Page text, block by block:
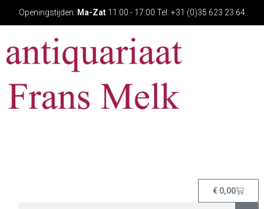
Openingstijden: Ma-Zat 11:00 - 17:00 Tel: +31 (0)35 623 23 64
€ 0,00